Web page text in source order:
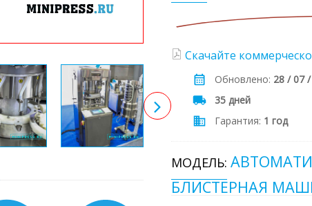
Скачайте
Обновлено: 28 / 07
35 дней
Гарантия: 1 год
МОДЕЛЬ:
БЛИСТЕРНАЯ